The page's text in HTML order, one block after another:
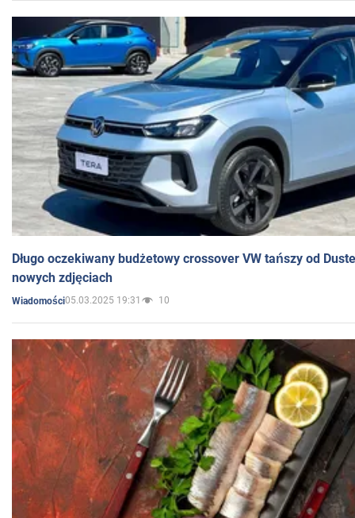
Długo oczekiwany budżetowy crossover VW tańszy od
nowych zdjęciach
Wiadomości05.03.2025 19:31 10